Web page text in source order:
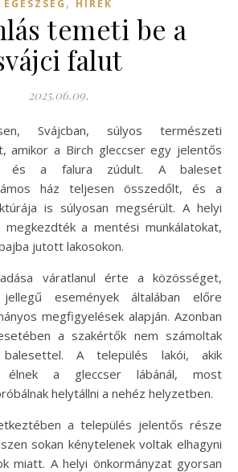
EGÉSZSÉG HÍREK
temeti be a
falut
2025.06.09.
amikor a Birch gleccser egy jelentős
és a falura zúdult. A baleset
ház teljesen összedőlt, és a
is súlyosan megsérült. A helyi
megkezdték a mentési munkálatokat,
jutott lakosokon.
váratlanul érte a közösséget,
események általában előre
megfigyelések alapján. Azonban
a szakértők nem számoltak
A település lakói, akik
élnek a gleccser lábánál, most
helytállni a nehéz helyzetben.
a település jelentős része
sokan kénytelenek voltak elhagyni
miatt. A helyi önkormányzat gyorsan